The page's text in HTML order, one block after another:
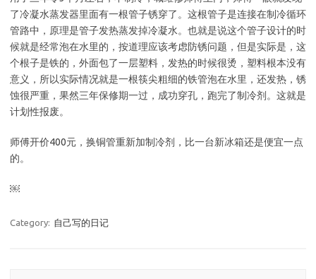
了冷凝水蒸发器里面有一根管子锈穿了。这根管子是连接在制冷循环
管路中，原理是管子发热蒸发掉冷凝水。也就是说这个管子设计的时
候就是经常泡在水里的，按道理应该考虑防锈问题，但是实际是，这
个根子是铁的，外面包了一层塑料，发热的时候很烫，塑料根本没有
意义，所以实际情况就是一根筷尖粗细的铁管泡在水里，还发热，锈
蚀很严重，果然三年保修期一过，成功穿孔，跑完了制冷剂。这就是
计划性报废。
师傅开价400元，换铜管重新加制冷剂，比一台新冰箱还是便宜一点
的。
￼
Category: 自己写的日记